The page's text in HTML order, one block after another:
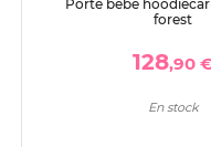
Porte bébé
forest
128,90
En stock